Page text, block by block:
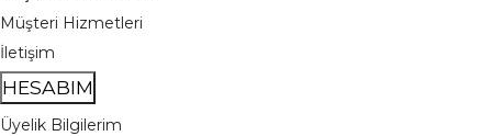
Müşteri Hizmetleri
İletişim
HESABIM
Üyelik Bilgilerim